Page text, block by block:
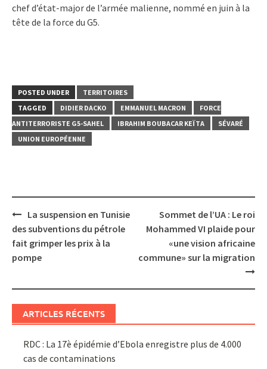
chef d’état-major de l’armée malienne, nommé en juin à la
tête de la force du G5.
POSTED UNDER
TERRITOIRES
TAGGED
DIDIER DACKO EMMANUEL MACRON
FORCE
ANTITERRORISTE G5-SAHEL
IBRAHIM BOUBACAR KEÏTA
SÉVARÉ
UNION EUROPÉENNE
Post
navigation
La suspension en Tunisie
des subventions du pétrole
fait grimper les prix à la
pompe
Sommet de l’UA : Le roi
Mohammed VI plaide pour
«une vision africaine
commune» sur la migration
ARTICLES RÉCENTS
RDC : La 17è épidémie d’Ebola enregistre plus de 4.000
cas de contaminations